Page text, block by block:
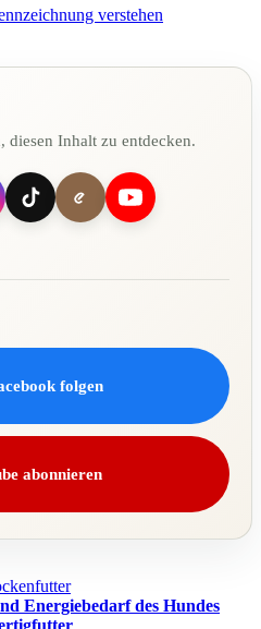
verstehen
Inhalt zu entdecken.
folgen
abonnieren
Energiebedarf des Hundes